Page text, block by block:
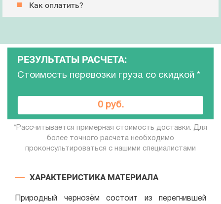
Как оплатить?
РЕЗУЛЬТАТЫ РАСЧЕТА:
Стоимость перевозки груза со скидкой
0 руб.
*
*Рассчитывается примерная стоимость доставки. Для
более точного расчета необходимо
проконсультироваться с нашими специалистами
ХАРАКТЕРИСТИКА МАТЕРИАЛА
Природный чернозём состоит из перегнившей